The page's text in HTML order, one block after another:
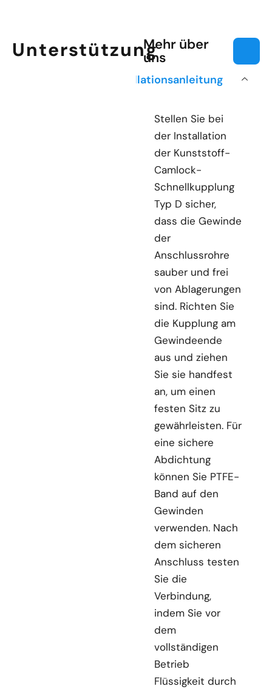
UnterstützungMehr über
uns
Installationsanleitung
Stellen Sie bei
der Installation
der Kunststoff-
Camlock-
Schnellkupplung
Typ D sicher,
dass die Gewinde
der
Anschlussrohre
sauber und frei
von Ablagerungen
sind. Richten Sie
die Kupplung am
Gewindeende
aus und ziehen
Sie sie handfest
an, um einen
festen Sitz zu
gewährleisten. Für
eine sichere
Abdichtung
können Sie PTFE-
Band auf den
Gewinden
verwenden. Nach
dem sicheren
Anschluss testen
Sie die
Verbindung,
indem Sie vor
dem
vollständigen
Betrieb
Flüssigkeit durch